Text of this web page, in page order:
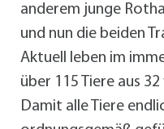
anderem junge
und nun die beiden
Aktuell leben im
über 115 Tiere aus
Damit alle Tiere